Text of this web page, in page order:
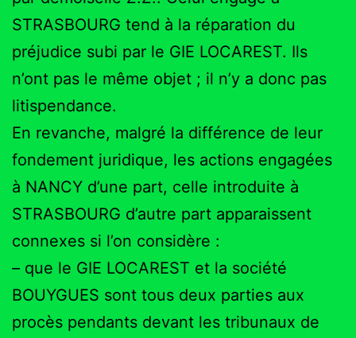
STRASBOURG tend à la réparation du
préjudice subi par le GIE LOCAREST. Ils
n’ont pas le même objet ; il n’y a donc pas
litispendance.
En revanche, malgré la différence de leur
fondement juridique, les actions engagées
à NANCY d’une part, celle introduite à
STRASBOURG d’autre part apparaissent
connexes si l’on considère :
– que le GIE LOCAREST et la société
BOUYGUES sont tous deux parties aux
procès pendants devant les tribunaux de